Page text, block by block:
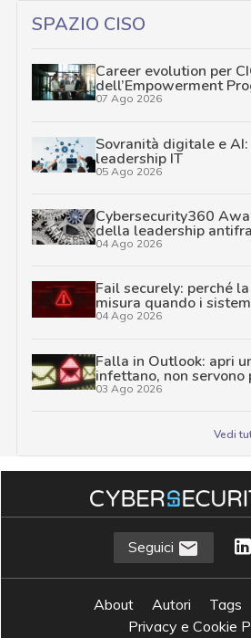
SPAZIO CISO
Career evolution per
dell’Empowerment
07 Ago 2026
Sovranità digitale e
leadership IT
05 Ago 2026
Cybersecurity360
della leadership
04 Ago 2026
Fail securely: perché
misura quando i
04 Ago 2026
Falla in Outlook: apri
infettano, non
03 Ago 2026
Vedi
Seguici
About Autori Tags
Privacy e Cookie